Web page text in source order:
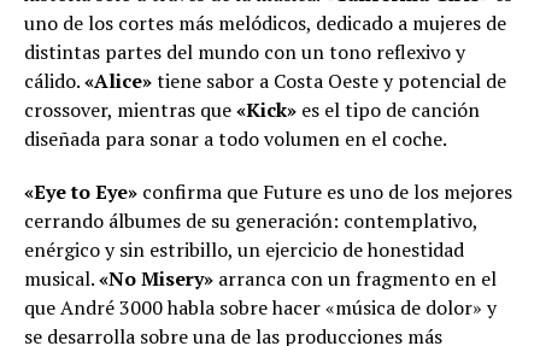
uno de los cortes más melódicos, dedicado a mujeres de
distintas partes del mundo con un tono reflexivo y
cálido.«Alice»tiene sabor a Costa Oeste y potencial de
crossover, mientras que«Kick» es el tipo de canción
diseñada para sonar a todo volumen en el coche.
«Eye to Eye» confirma que Future es uno de los mejores
cerrando álbumes de su generación: contemplativo,
enérgico y sin estribillo, un ejercicio de honestidad
musical.«No Misery» arranca con un fragmento en el
que André 3000 habla sobre hacer «música de dolor» y
se desarrolla sobre una de las producciones más